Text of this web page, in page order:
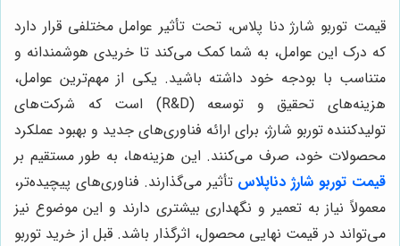
قیمت توربو شارژ دنا پلاس، تحت تأثیر عوامل مختلفی قرار دارد
که درک این عوامل، به شما کمک می‌کند تا خریدی هوشمندانه و
متناسب با بودجه خود داشته باشید. یکی از مهم‌ترین عوامل،
هزینه‌های تحقیق و توسعه (R&D) است که شرکت‌های
تولیدکننده توربو شارژ، برای ارائه فناوری‌های جدید و بهبود عملکرد
محصولات خود، صرف می‌کنند. این هزینه‌ها، به طور مستقیم بر
قیمت توربو شارژ دناپلاس تأثیر می‌گذارند. فناوری‌های پیچیده‌تر،
معمولاً نیاز به تعمیر و نگهداری بیشتری دارند و این موضوع نیز
می‌تواند در قیمت نهایی محصول، اثرگذار باشد. قبل از خرید توربو